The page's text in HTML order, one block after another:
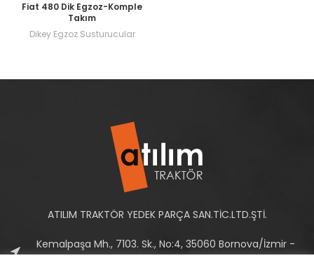
Fiat 480 Dik Egzoz-Komple
Takım
Dikey Egzoz Susturucular
ATILIM TRAKTÖR YEDEK PARÇA SAN.TİC.LTD.ŞTİ.
Kemalpaşa Mh., 7103. Sk., No:4, 35060 Bornova/İzmir -